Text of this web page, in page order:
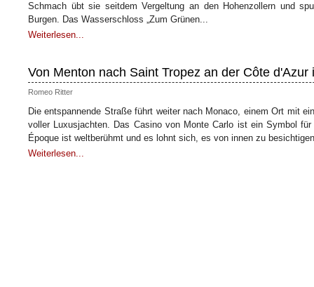
Schmach übt sie seitdem Vergeltung an den Hohenzollern und
Burgen. Das Wasserschloss „Zum Grünen...
Weiterlesen...
Von Menton nach Saint Tropez an der Côte d'Azur
Romeo Ritter
Die entspannende Straße führt weiter nach Monaco, einem Ort mit
voller Luxusjachten. Das Casino von Monte Carlo ist ein Symbol
Époque ist weltberühmt und es lohnt sich, es von innen zu
Weiterlesen...